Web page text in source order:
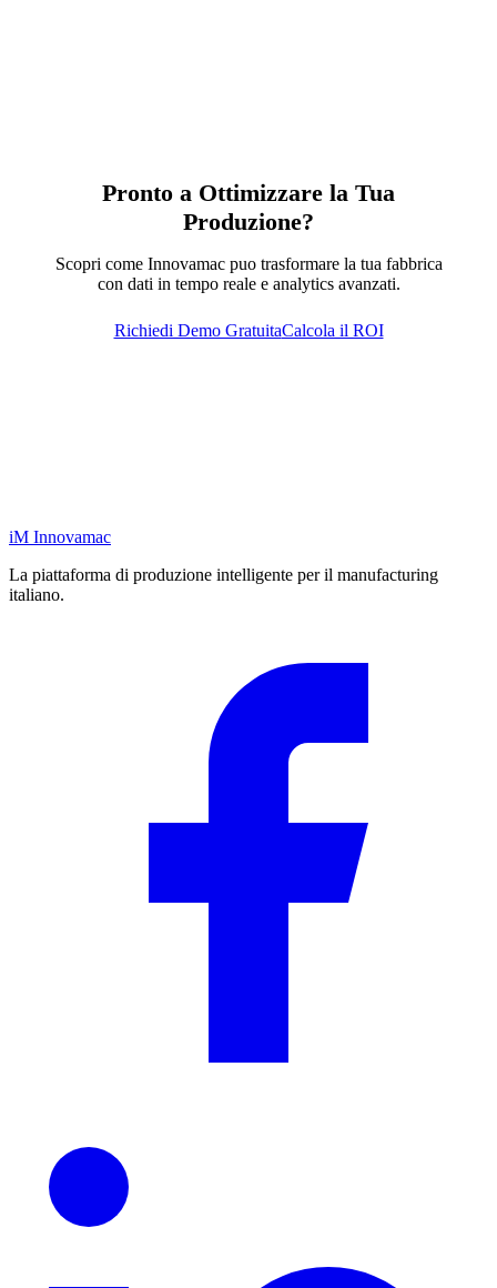
Pronto a Ottimizzare la Tua
Produzione?
Scopri come Innovamac puo trasformare la tua fabbrica
con dati in tempo reale e analytics avanzati.
Richiedi Demo GratuitaCalcola il ROI
iM Innovamac
La piattaforma di produzione intelligente per il manufacturing
italiano.